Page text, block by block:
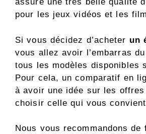
pour les jeux vidéos et les
Si vous décidez d’acheter un
vous allez avoir l’embarras
tous les modèles disponibles
Pour cela, un comparatif en
à avoir une idée sur les
choisir celle qui vous
Nous vous recommandons de